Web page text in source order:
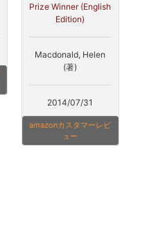
Prize Winner (English
Edition)
Macdonald, Helen
(著)
2014/07/31
amazonカスタマーレビ
ュー